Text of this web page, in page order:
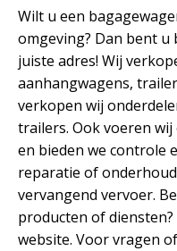
Wilt u een
omgeving? Dan bent u
juiste adres! Wij
aanhangwagens,
verkopen wij
trailers. Ook voeren
en bieden we controle
reparatie of
vervangend vervoer.
producten of
website. Voor vragen